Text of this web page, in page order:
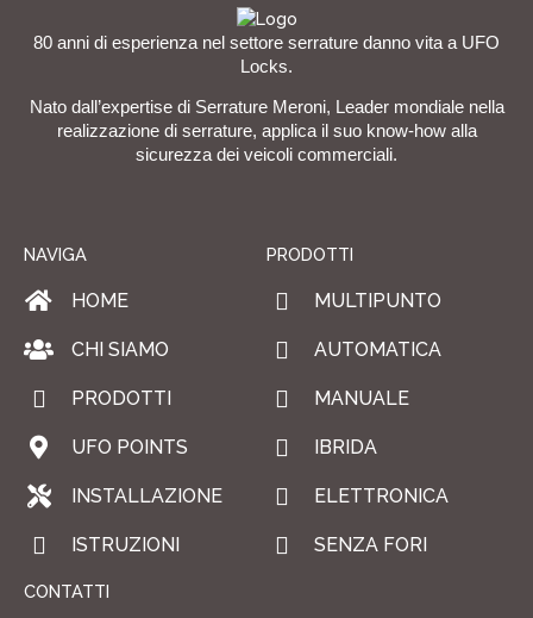
80 anni di esperienza nel settore serrature danno vita a UFO
Locks.
Nato dall’expertise di Serrature Meroni, Leader mondiale nella
realizzazione di serrature, applica il suo know-how alla
sicurezza dei veicoli commerciali.
NAVIGA
HOME
CHI SIAMO
PRODOTTI
UFO POINTS
INSTALLAZIONE
ISTRUZIONI
PRODOTTI
MULTIPUNTO
AUTOMATICA
MANUALE
IBRIDA
ELETTRONICA
SENZA FORI
CONTATTI